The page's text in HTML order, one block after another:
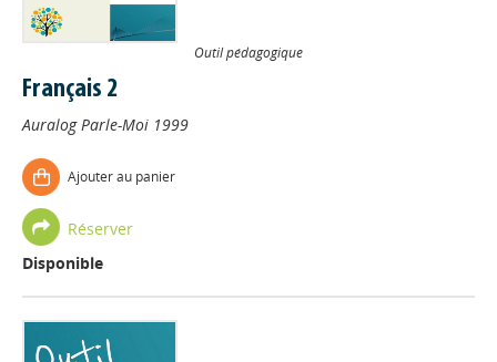
Outil pédagogique
Français 2
Auralog Parle-Moi 1999
Ajouter au panier
Réserver
Disponible